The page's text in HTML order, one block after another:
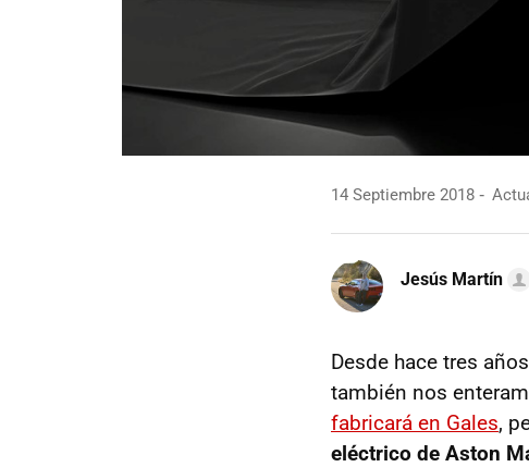
14 Septiembre 2018
Jesús Martín
Desde hace tres
también nos
fabricará en Gales,
eléctrico de Aston